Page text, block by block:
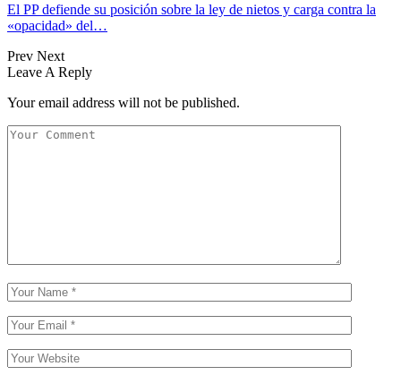
El PP defiende su posición sobre la ley de nietos y carga contra la
«opacidad» del…
Prev Next
Leave A Reply
Your email address will not be published.